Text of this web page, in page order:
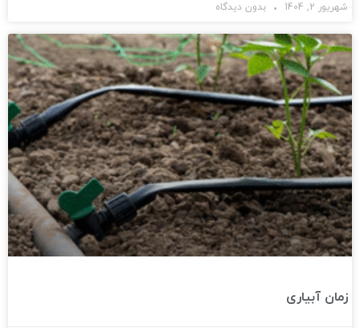
شهریور 2, 1404 بدون دیدگاه
زمان آبیاری